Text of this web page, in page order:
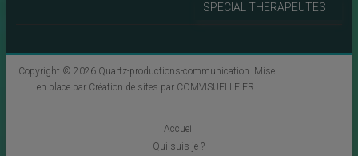
SPECIAL THERAPEUTES
Copyright © 2026 Quartz-productions-communication . Mise
en place par Création de sites par COMVISUELLE.FR
Accueil
Qui suis-je ?